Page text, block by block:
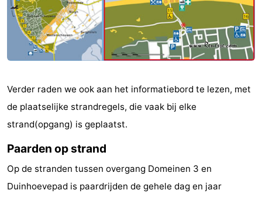
Port
Greve
-
Port
Zélande
Resort
Haamstede
-
Résidence
't
van
Haamstede
-
Schouwen
-
Valleien
Soeten
Haert
-
Wijde
-
Verder raden we ook aan het informatiebord te lezen, met
de plaatselijke strandregels, die vaak bij elke
strand(opgang) is geplaatst.
Paarden op strand
Op de stranden tussen overgang Domeinen 3 en
Duinhoevepad is paardrijden de gehele dag en jaar